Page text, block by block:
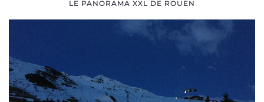
LE PANORAMA XXL DE ROUEN